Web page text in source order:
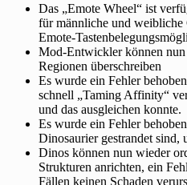
Das „Emote Wheel“ ist
für männliche und weibliche
Emote-
Mod-Entwickler können
Regionen überschreiben
Es wurde ein Fehler
schnell „Taming Affinity“
und das ausgleichen konnte.
Es wurde ein Fehler
Dinosaurier gestrandet sind,
Dinos können nun wieder
Strukturen anrichten, ein
Fällen keinen Schaden